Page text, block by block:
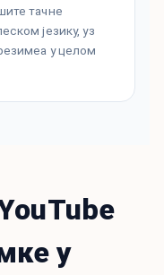
тачне
језику, уз
у целом
у